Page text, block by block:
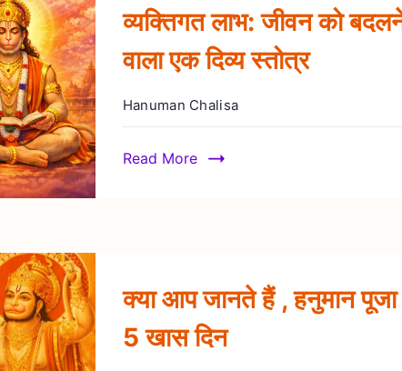
व्यक्तिगत लाभ: जीवन को
वाला एक दिव्य स्तोत्र
Hanuman Chalisa
Read More
क्या आप जानते हैं , हनुमान
5 खास दिन